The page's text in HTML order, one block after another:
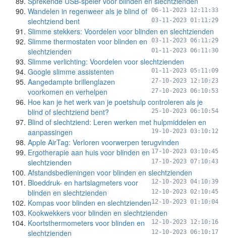
06-11-2023 12:11:33
Wandelen in regenweer als je blind of
slechtziend bent
03-11-2023 01:11:29
Slimme stekkers: Voordelen voor blinden en slechtzienden
03-11-2023 06:11:29
Slimme thermostaten voor blinden en
slechtzienden
01-11-2023 06:11:30
Slimme verlichting: Voordelen voor slechtzienden
01-11-2023 05:11:09
Google slimme assistenten
27-10-2023 12:10:23
Aangedampte brillenglazen
voorkomen en verhelpen
27-10-2023 06:10:53
Hoe kan je het werk van je poetshulp controleren als je
blind of slechtziend bent?
25-10-2023 06:10:54
Blind of slechtziend: Leren werken met hulpmiddelen en
aanpassingen
19-10-2023 03:10:12
Apple AirTag: Verloren voorwerpen terugvinden
17-10-2023 03:10:45
Ergotherapie aan huis voor blinden en
slechtzienden
17-10-2023 07:10:43
Afstandsbedieningen voor blinden en slechtzienden
12-10-2023 04:10:39
Bloeddruk- en hartslagmeters voor
blinden en slechtzienden
12-10-2023 02:10:45
Kompas voor blinden en slechtzienden12-10-2023 01:10:04
Kookwekkers voor blinden en slechtzienden
12-10-2023 12:10:16
Koortsthermometers voor blinden en
slechtzienden
12-10-2023 06:10:17